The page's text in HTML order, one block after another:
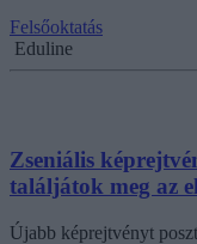
Felsőoktatás
Eduline
Zseniális
találjátok meg az
Újabb képrejtvényt